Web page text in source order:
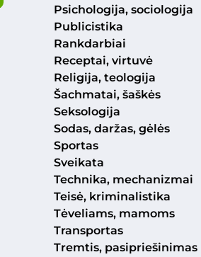
Psichologija, sociologija
Publicistika
Rankdarbiai
Receptai, virtuvė
Religija, teologija
Šachmatai, šaškės
Seksologija
Sodas, daržas, gėlės
Sportas
Sveikata
Technika, mechanizmai
Teisė, kriminalistika
Tėveliams, mamoms
Transportas
Tremtis, pasipriešinimas